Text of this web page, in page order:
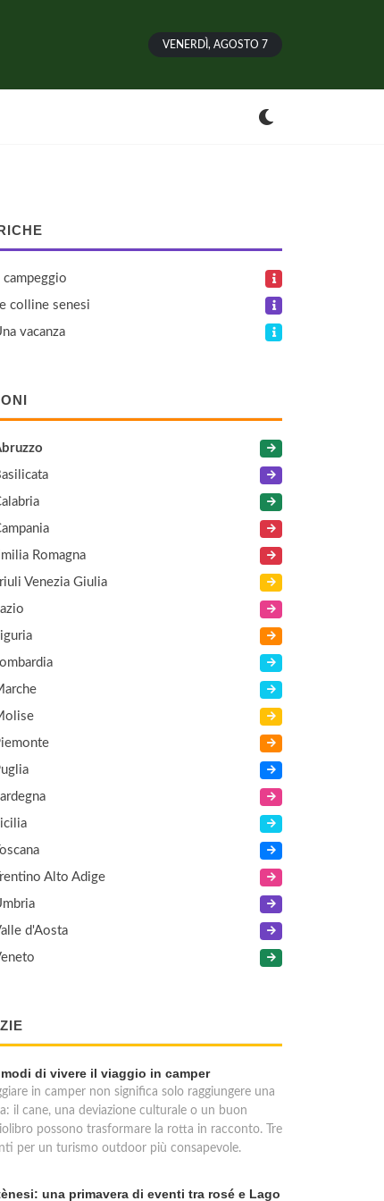
VENERDÌ, AGOSTO 7
Il campeggio
colline senesi
vacanza
Romagna
Venezia Giulia
Toscana
Trentino Alto Adige
d'Aosta
modi di vivere il viaggio in camper
in camper non significa solo raggiungere una
il cane, una deviazione culturale o un buon
possono trasformare la rotta in racconto. Tre
per un turismo outdoor più consapevole.
una primavera di eventi tra rosé e Lago